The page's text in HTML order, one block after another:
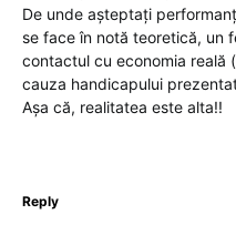
De unde așteptați
se face în notă teoretică, un
contactul cu economia reală
cauza handicapului
Așa că, realitatea este alta!!
Reply